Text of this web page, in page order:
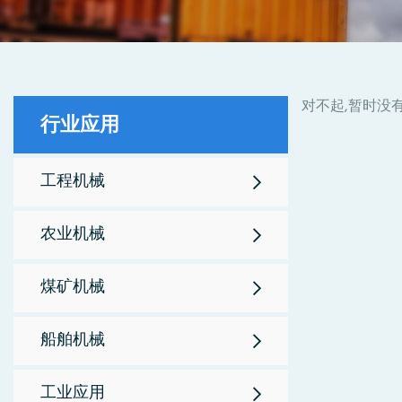
行业应用
工程机械
农业机械
煤矿机械
船舶机械
工业应用
对不起,暂时没